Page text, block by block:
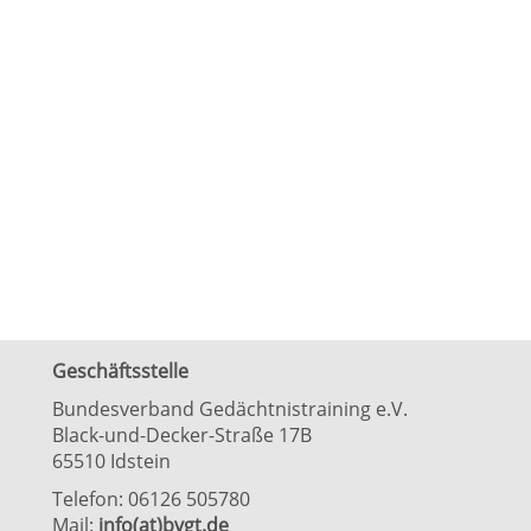
Geschäftsstelle
Bundesverband Gedächtnistraining e.V.
Black-und-Decker-Straße 17B
65510 Idstein
Telefon: 06126 505780
Mail: info(at)bvgt.de